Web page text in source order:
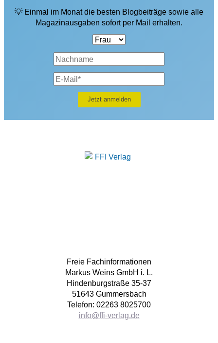
💡 Einmal im Monat die besten Blogbeiträge sowie alle
Magazinausgaben sofort per Mail erhalten.
Freie Fachinformationen
Markus Weins GmbH i. L.
Hindenburgstraße 35-37
51643 Gummersbach
Telefon: 02263 8025700
info@ffi-verlag.de